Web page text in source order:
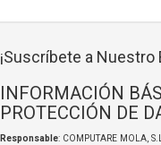
¡Suscríbete a Nuestro
INFORMACIÓN
PROTECCIÓN DE
Responsable: COMPUTARE MOLA,